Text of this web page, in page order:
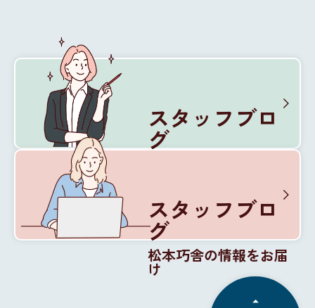
スタッフブロ
グ
スタッフブロ
グ
松本巧舎の情報をお届
け